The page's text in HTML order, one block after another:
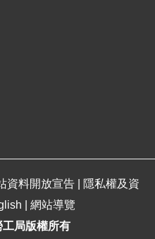
資料開放宣告
隱私權及資
網站導覽
局版權所有